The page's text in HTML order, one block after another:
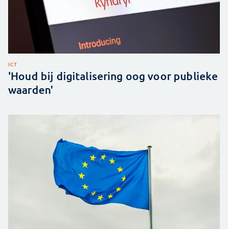
ICT
'Houd bij digitalisering oog voor publieke
waarden'